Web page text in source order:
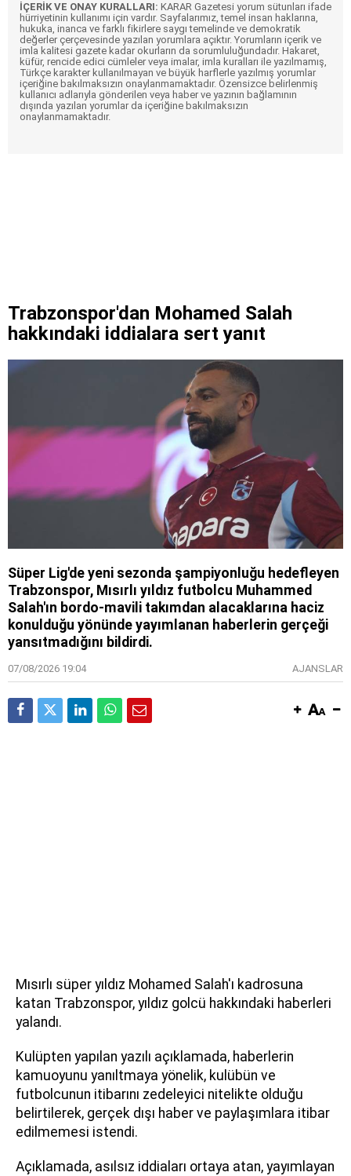
İÇERİK VE ONAY KURALLARI: KARAR Gazetesi yorum sütunları ifade
hürriyetinin kullanımı için vardır. Sayfalarımız, temel insan haklarına,
hukuka, inanca ve farklı fikirlere saygı temelinde ve demokratik
değerler çerçevesinde yazılan yorumlara açıktır. Yorumların içerik ve
imla kalitesi gazete kadar okurların da sorumluluğundadır. Hakaret,
küfür, rencide edici cümleler veya imalar, imla kuralları ile yazılmamış,
Türkçe karakter kullanılmayan ve büyük harflerle yazılmış yorumlar
içeriğine bakılmaksızın onaylanmamaktadır. Özensizce belirlenmiş
kullanıcı adlarıyla gönderilen veya haber ve yazının bağlamının
dışında yazılan yorumlar da içeriğine bakılmaksızın
onaylanmamaktadır.
Trabzonspor'dan Mohamed Salah
hakkındaki iddialara sert yanıt
Süper Lig'de yeni sezonda şampiyonluğu hedefleyen
Trabzonspor, Mısırlı yıldız futbolcu Muhammed
Salah'ın bordo-mavili takımdan alacaklarına haciz
konulduğu yönünde yayımlanan haberlerin gerçeği
yansıtmadığını bildirdi.
07/08/2026 19:04 AJANSLAR
Mısırlı süper yıldız Mohamed Salah'ı kadrosuna
katan Trabzonspor, yıldız golcü hakkındaki haberleri
yalandı.
Kulüpten yapılan yazılı açıklamada, haberlerin
kamuoyunu yanıltmaya yönelik, kulübün ve
futbolcunun itibarını zedeleyici nitelikte olduğu
belirtilerek, gerçek dışı haber ve paylaşımlara itibar
edilmemesi istendi.
Açıklamada, asılsız iddiaları ortaya atan, yayımlayan